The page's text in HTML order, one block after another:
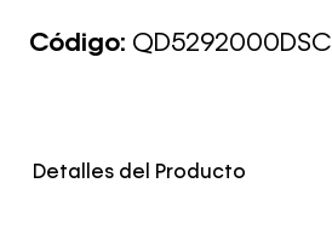
Código: QD5292000DSC
Detalles del Producto